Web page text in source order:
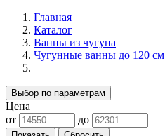
Главная
Каталог
Ванны из чугуна
Чугунные ванны до 120 см
Выбор по параметрам
Цена
от
до